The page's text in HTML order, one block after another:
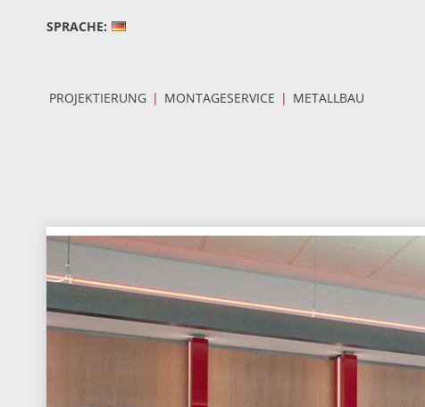
SPRACHE:
PROJEKTIERUNG MONTAGESERVICE METALLBAU